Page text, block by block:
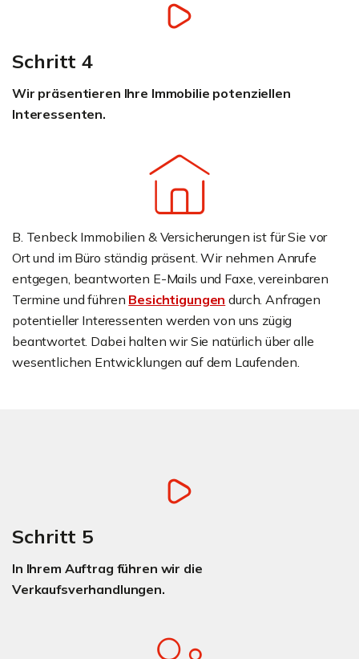
Schritt 4
Wir präsentieren Ihre Immobilie potenziellen
Interessenten.
B. Tenbeck Immobilien & Versicherungen ist für Sie vor
Ort und im Büro ständig präsent. Wir nehmen Anrufe
entgegen, beantworten E-Mails und Faxe, vereinbaren
Termine und führen Besichtigungen durch. Anfragen
potentieller Interessenten werden von uns zügig
beantwortet. Dabei halten wir Sie natürlich über alle
wesentlichen Entwicklungen auf dem Laufenden.
Schritt 5
In Ihrem Auftrag führen wir die
Verkaufsverhandlungen.